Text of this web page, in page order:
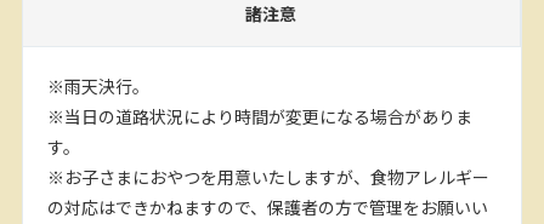
諸注意
※雨天決行。
※当日の道路状況により時間が変更になる場合がありま
す。
※お子さまにおやつを用意いたしますが、食物アレルギー
の対応はできかねますので、保護者の方で管理をお願いい